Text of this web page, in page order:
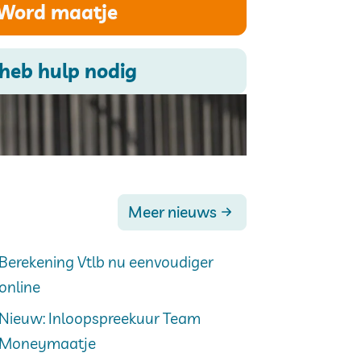
maatje
hulp nodig
Meer nieuws
Vtlb nu eenvoudiger
Inloopspreekuur Team